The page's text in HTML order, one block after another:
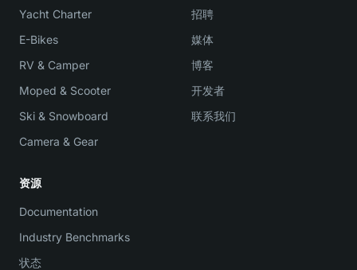
Yacht Charter
E-Bikes
RV & Camper
Moped & Scooter
Ski & Snowboard
Camera & Gear
招聘
媒体
博客
开发者
联系我们
资源
Documentation
Industry Benchmarks
状态